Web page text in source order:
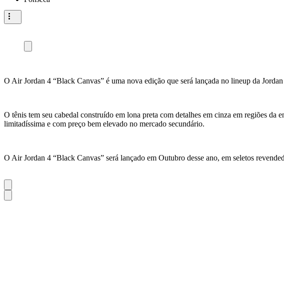
O Air Jordan 4 “Black Canvas” é uma nova edição que será lançada no lineup da
O tênis tem seu cabedal construído em lona preta com detalhes em cinza em regiões
limitadíssima e com preço bem elevado no mercado secundário.
O Air Jordan 4 “Black Canvas” será lançado em Outubro desse ano, em seletos